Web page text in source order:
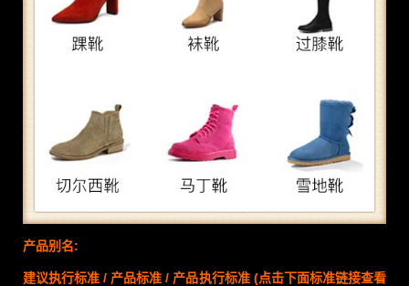
产品别名:
建议执行标准 / 产品标准 / 产品执行标准(点击下面标准链接查看